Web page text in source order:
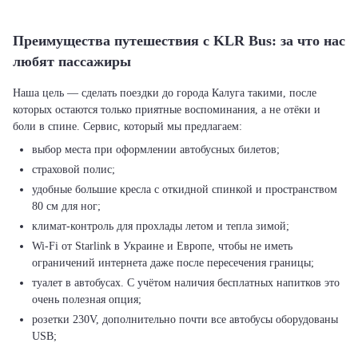
Преимущества путешествия с KLR Bus: за что нас
любят пассажиры
Наша цель — сделать поездки до города Калуга такими, после
которых остаются только приятные воспоминания, а не отёки и
выбор места при оформлении автобусных билетов;
страховой полис;
удобные большие кресла с откидной спинкой и пространством
80 см для ног;
климат-контроль для прохлады летом и тепла зимой;
Wi-Fi от Starlink в Украине и Европе, чтобы не иметь
ограничений интернета даже после пересечения границы;
туалет в автобусах. С учётом наличия бесплатных напитков это
очень полезная опция;
розетки 230V, дополнительно почти все автобусы оборудованы
USB;